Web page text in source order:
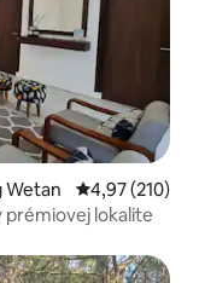
Wetan Priemerné
4,97 (210)
prémiovej lokalite